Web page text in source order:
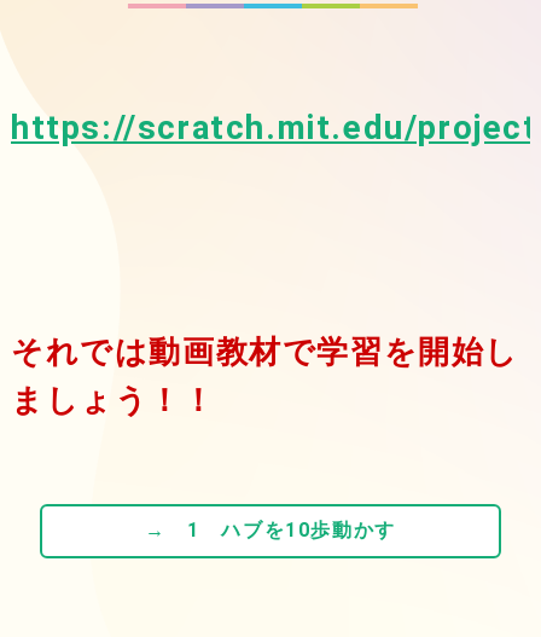
https://scratch.mit.edu/
それでは動画教材で学習を開始し
ましょう！！
→ 1 ハブを10歩動かす